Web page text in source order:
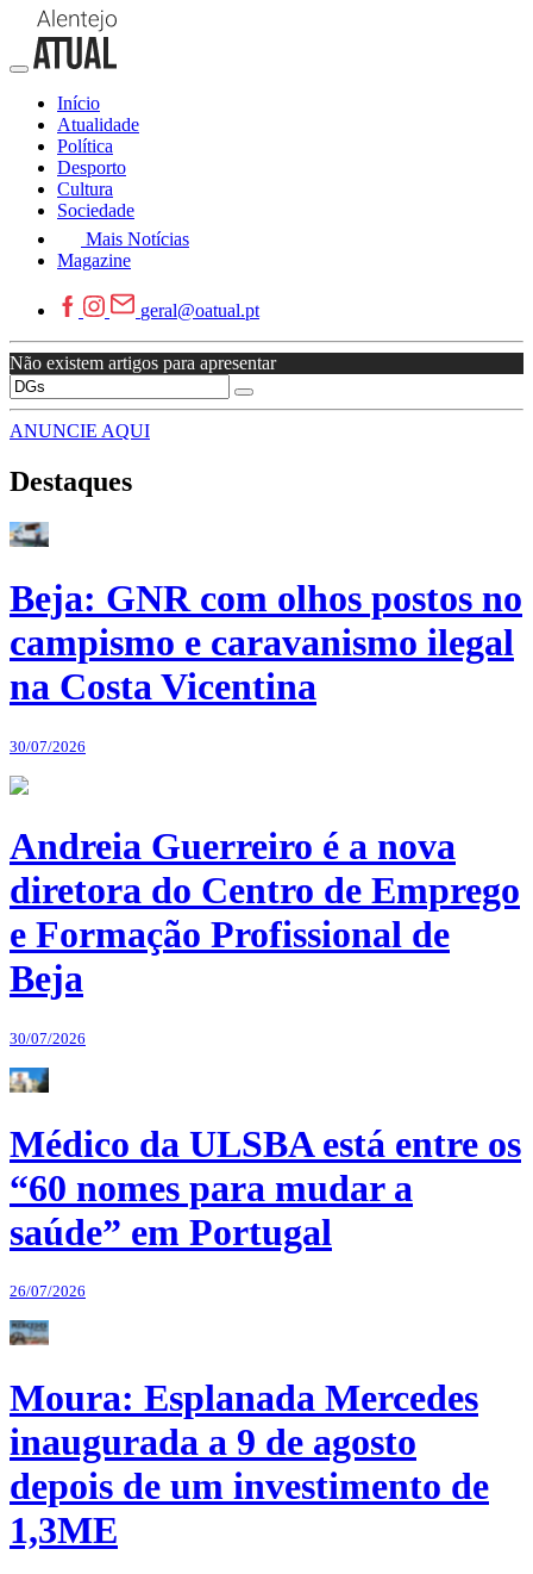
Início
Atualidade
Política
Desporto
Cultura
Sociedade
Mais Notícias
Magazine
geral@oatual.pt
Não existem artigos para apresentar
ANUNCIE AQUI
Destaques
Beja: GNR com olhos postos no
campismo e caravanismo ilegal
na Costa Vicentina
30/07/2026
Andreia Guerreiro é a nova
diretora do Centro de Emprego
e Formação Profissional de
Beja
30/07/2026
Médico da ULSBA está entre os
“60 nomes para mudar a
saúde” em Portugal
26/07/2026
Moura: Esplanada Mercedes
inaugurada a 9 de agosto
depois de um investimento de
1,3ME